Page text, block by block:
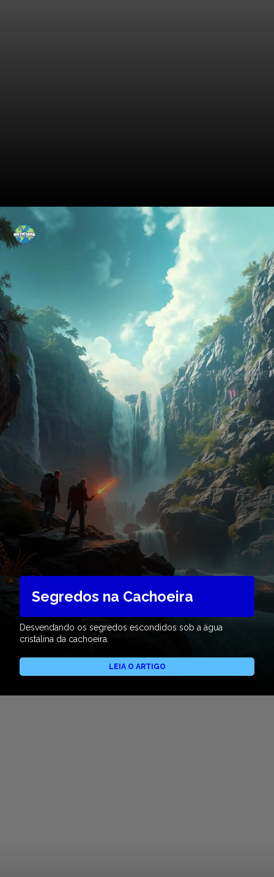
Segredos na Cachoeira
Desvendando os segredos escondidos sob a água
cristalina da cachoeira.
LEIA O ARTIGO